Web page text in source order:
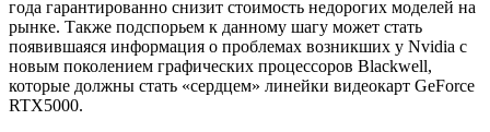
года гарантированно снизит стоимость недорогих моделей на
рынке. Также подспорьем к данному шагу может стать
появившаяся информация о проблемах возникших у Nvidia с
новым поколением графических процессоров Blackwell,
которые должны стать «сердцем» линейки видеокарт GeForce
RTX5000.